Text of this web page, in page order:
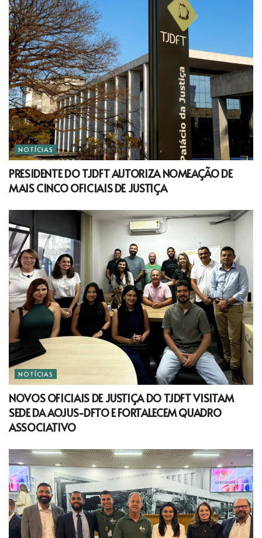
NOTÍCIAS
PRESIDENTE DO TJDFT AUTORIZA NOMEAÇÃO DE
MAIS CINCO OFICIAIS DE JUSTIÇA
NOTÍCIAS
NOVOS OFICIAIS DE JUSTIÇA DO TJDFT VISITAM
SEDE DA AOJUS-DFTO E FORTALECEM QUADRO
ASSOCIATIVO